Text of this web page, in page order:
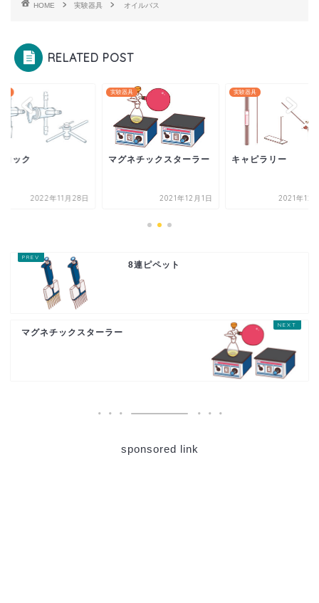
HOME 実験器具 オイルバス
RELATED POST
コック
2022年11月28日
実験器具
マグネチックスターラー
2021年12月1日
実験器具
キャピラリー
2021年12
8連ピペット
マグネチックスターラー
sponsored link